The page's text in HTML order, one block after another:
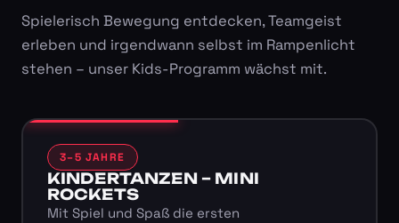
Spielerisch Bewegung entdecken, Teamgeist
erleben und irgendwann selbst im Rampenlicht
stehen – unser Kids-Programm wächst mit.
3–5 JAHRE
KINDERTANZEN – MINI
ROCKETS
Mit Spiel und Spaß die ersten